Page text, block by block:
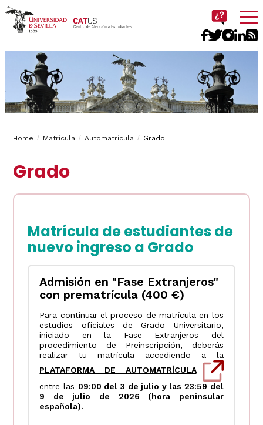
Imagen
Breadcrumbs
You
here:
Home Matrícula Automatrícula Grado
Grado
Matrícula de estudiantes de
nuevo ingreso a Grado
Admisión en "Fase Extranjeros"
con prematrícula (400 €)
Para continuar el proceso de matrícula en los
estudios oficiales de Grado Universitario,
iniciado en la Fase Extranjeros del
procedimiento de Preinscripción, deberás
realizar tu matrícula accediendo a la
PLATAFORMA DE AUTOMATRÍCULA
entre las 09:00 del 3 de julio y las 23:59 del
9 de julio de 2026 (hora peninsular
española).